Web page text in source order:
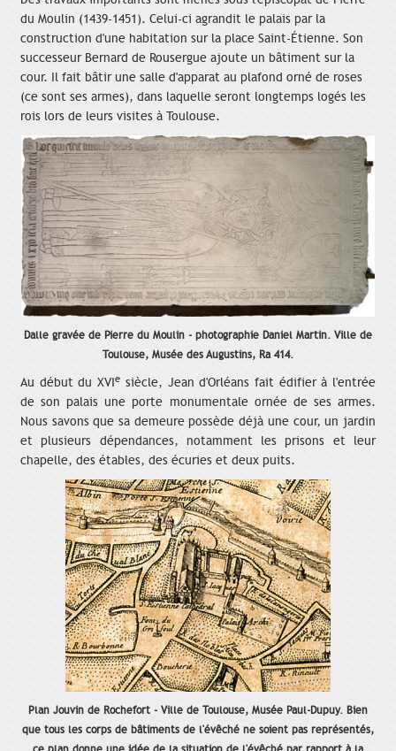
du Moulin (1439-1451). Celui-ci agrandit le palais par la
construction d'une habitation sur la place Saint-Étienne. Son
successeur Bernard de Rousergue ajoute un bâtiment sur la
cour. Il fait bâtir une salle d'apparat au plafond orné de roses
(ce sont ses armes), dans laquelle seront longtemps logés les
rois lors de leurs visites à Toulouse.
Dalle gravée de Pierre du Moulin - photographie Daniel Martin. Ville de
Toulouse, Musée des Augustins, Ra 414.
Au début du XVIe siècle, Jean d'Orléans fait édifier à l'entrée
de son palais une porte monumentale ornée de ses armes.
Nous savons que sa demeure possède déjà une cour, un jardin
et plusieurs dépendances, notamment les prisons et leur
chapelle, des étables, des écuries et deux puits.
Plan Jouvin de Rochefort - Ville de Toulouse, Musée Paul-Dupuy. Bien
que tous les corps de bâtiments de l'évêché ne soient pas représentés,